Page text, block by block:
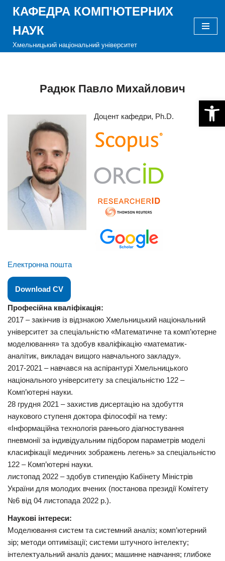
Перейти
вмісту
КАФЕДРА КОМП'ЮТЕРНИХ
НАУК
Хмельницький національний університет
Радюк Павло Михайлович
Доцент кафедри, Ph.D.
Електронна пошта
Download CV
Професійна кваліфікація:
2017 – закінчив із відзнакою Хмельницький національний
університет за спеціальністю «Математичне та комп’ютерне
моделювання» та здобув кваліфікацію «математик-
аналітик, викладач вищого навчального закладу».
2017-2021 – навчався на аспірантурі Хмельницького
національного університету за спеціальністю 122 –
Комп’ютерні науки.
28 грудня 2021 – захистив дисертацію на здобуття
наукового ступеня доктора філософії на тему:
«Інформаційна технологія раннього діагностування
пневмонії за індивідуальним підбором параметрів моделі
класифікації медичних зображень легень» за спеціальністю
122 – Комп’ютерні науки.
листопад 2022 – здобув стипендію Кабінету Міністрів
України для молодих вчених (постанова президії Комітету
№6 від 04 листопада 2022 р.).
Наукові інтереси:
Моделювання систем та системний аналіз; комп’ютерний
зір; методи оптимізації; системи штучного інтелекту;
інтелектуальний аналіз даних; машинне навчання; глибоке